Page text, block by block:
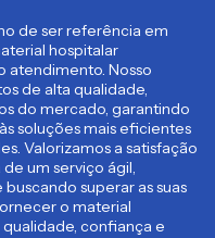
de ser referência em
hospitalar
Nosso
de alta qualidade,
do mercado, garantindo
soluções mais eficientes
Valorizamos a satisfação
um serviço ágil,
superar as suas
o material
confiança e